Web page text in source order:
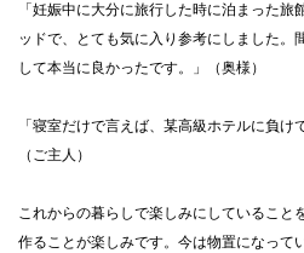
「妊娠中に大分に旅行した時に泊まった
ッドで、とても気に入り参考にしました。
して本当に良かったです。」（奥様）
「寝室だけで言えば、某高級ホテルに負け
（ご主人）
これからの暮らしで楽しみにしていること
作ることが楽しみです。今は物置になって